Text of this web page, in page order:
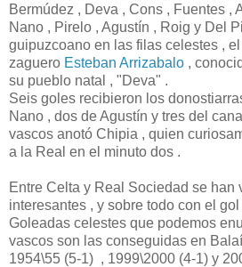
Bermúdez , Deva , Cons , Fuentes ,
Nano , Pirelo , Agustín , Roig y Del
guipuzcoano en las filas celestes ,
zaguero Esteban Arrizabalo ,
su pueblo natal , "Deva" .
Seis goles recibieron los
Nano , dos de Agustín y tres del
vascos anotó Chipia , quien
a la Real en el minuto dos .
Entre Celta y Real Sociedad se han
interesantes , y sobre todo con el
Goleadas celestes que podemos
vascos son las conseguidas en
1954\55 (5-1) , 1999\2000 (4-1) y